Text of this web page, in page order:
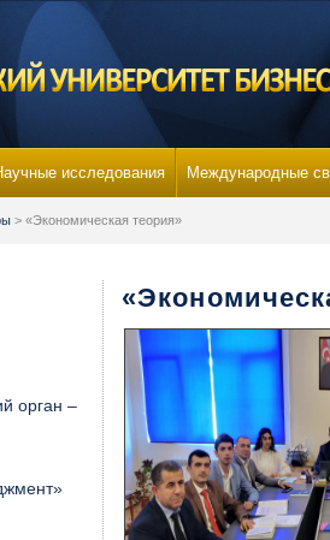
исследования Международные
> «Экономическая теория»
орган –